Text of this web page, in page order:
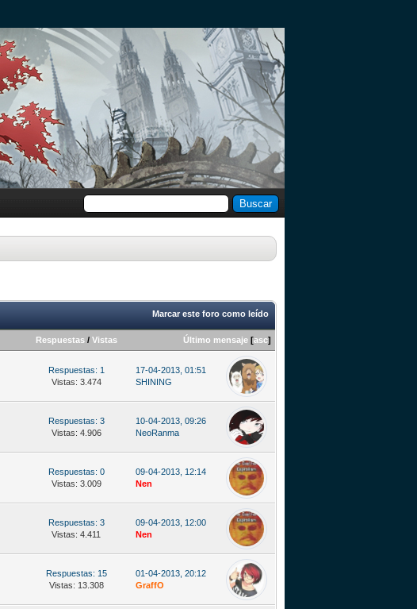
Marcar este foro como leído
Respuestas/ Vistas Último mensaje [asc]
Respuestas: 1
Vistas: 3.474
17-04-2013, 01:51
SHINING
Respuestas: 3
Vistas: 4.906
10-04-2013, 09:26
NeoRanma
Respuestas: 0
Vistas: 3.009
09-04-2013, 12:14
Nen
Respuestas: 3
Vistas: 4.411
09-04-2013, 12:00
Nen
Respuestas: 15
Vistas: 13.308
01-04-2013, 20:12
GraffO